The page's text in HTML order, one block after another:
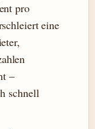
pro
eine
–
schnell